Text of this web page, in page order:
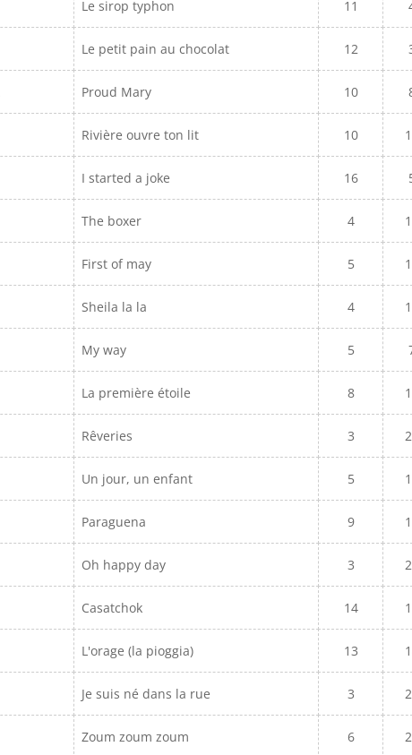
Le sirop typhon 11
Le petit pain au chocolat 12
Proud Mary 10
Rivière ouvre ton lit 10
I started a joke 16
The boxer 4
First of may 5
Sheila la la 4
My way 5
La première étoile 8
Rêveries 3
Un jour, un enfant 5
Paraguena 9
Oh happy day 3
Casatchok 14
L'orage (la pioggia) 13
Je suis né dans la rue 3
Zoum zoum zoum 6